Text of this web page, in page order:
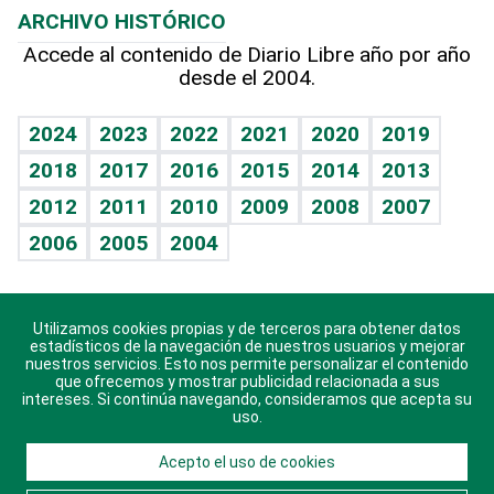
Hablando con el pediatra
Vida y familia
Eñe
Celebrando la vida
Sin complejos
En pocas palabras
Escuchando al corazón
Economía Personal
Línea de hit
TBT Deportivo
Más firmas
Hecho en casa
Guía del dinero
Cumpleaños
Horóscopos
Crucigramas
ARCHIVO HISTÓRICO
Accede al contenido de Diario Libre año por año
desde el 2004.
2024 2023 2022 2021 2020
2019
2018
2017 2016 2015 2014
2013
2012
2011 2010 2009 2008
2007
2006
2005 2004
Descarga nuestras aplicaciones para Android, iOS y
sistema Huawei.
© 2021 Diario Libre, todos los derechos reservados.
Utilizamos cookies propias y de terceros para obtener datos
estadísticos de la navegación de nuestros usuarios y mejorar
nuestros servicios. Esto nos permite personalizar el contenido
que ofrecemos y mostrar publicidad relacionada a sus
intereses. Si continúa navegando, consideramos que acepta su
uso.
Acepto el uso de cookies